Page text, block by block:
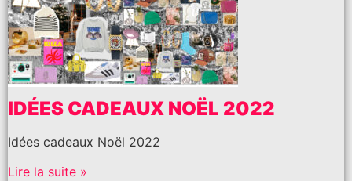
IDÉES CADEAUX NOËL 2022
Idées cadeaux Noël 2022
Lire la suite »